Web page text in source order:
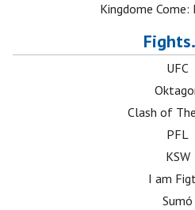
Kingdome Come:
UFC
Clash of
PFL
KSW
I am
Sumó